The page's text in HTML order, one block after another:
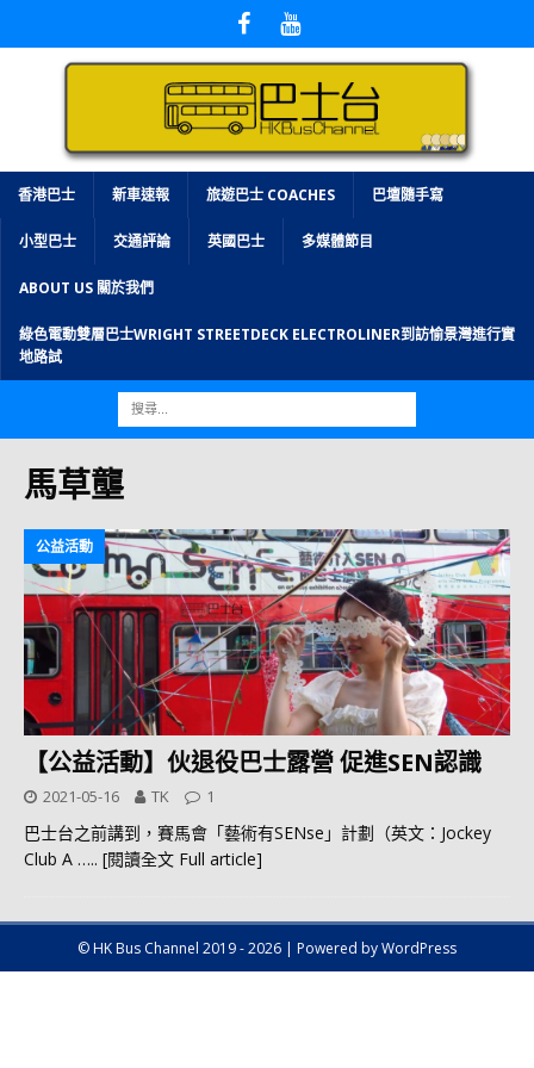
香港巴士 新車速報 旅遊巴士 COACHES 巴壇隨手寫
小型巴士 交通評論 英國巴士 多媒體節目
ABOUT US 關於我們
綠色電動雙層巴士WRIGHT STREETDECK ELECTROLINER到訪愉景灣進行實
地路試
馬草壟
公益活動
【公益活動】伙退役巴士露營 促進SEN認識
2021-05-16 TK 1
巴士台之前講到，賽馬會「藝術有SENse」計劃（英文：Jockey
Club A ….. [閱讀全文 Full article]
© HK Bus Channel 2019 - 2026 | Powered by WordPress